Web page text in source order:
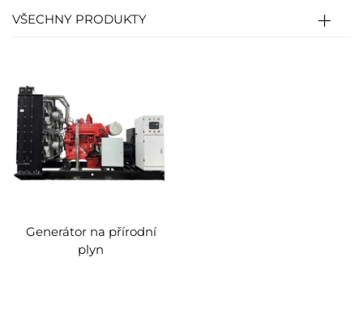
rotorem generátoru a vyrábí elektřinu
VŠECHNY PRODUKTY
Generátor na přírodní
plyn